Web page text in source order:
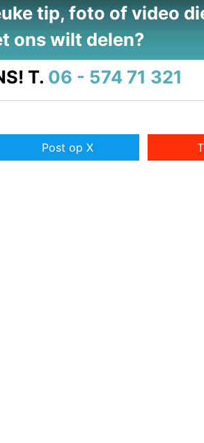
tip, foto of video
ons wilt delen?
T. 06 - 574 71 321
Post op X